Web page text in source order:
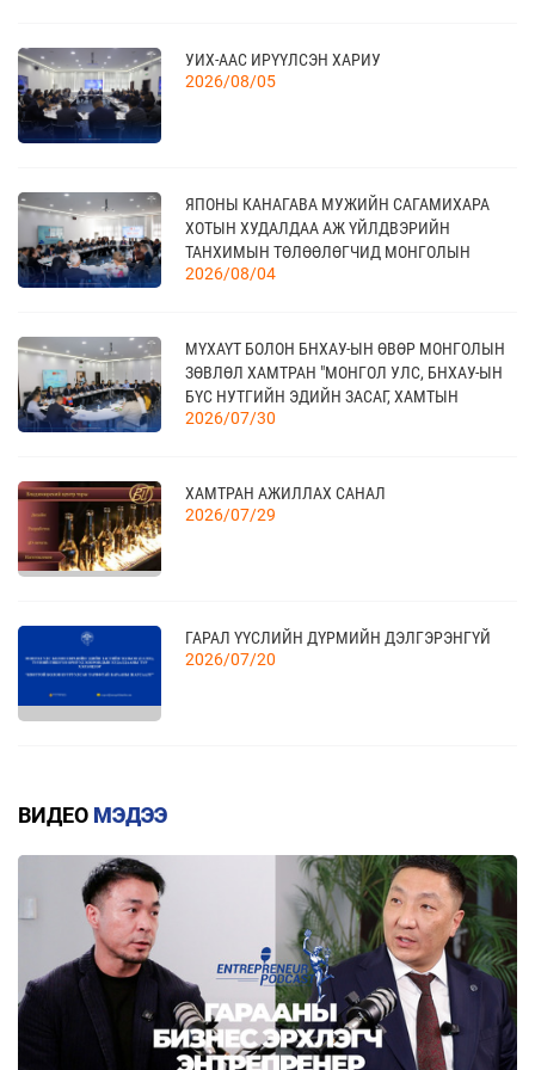
20
09 сар
КАНАД УЛС - ТОРОНТО ХОТЫН БИЗНЕС АЯЛАЛ
21
10 сар
TEX+ VISION KOREA
04
11 сар
ҮЗЭСГЭЛЭН
11 сар
АХУЙН САЛБАРЫН ҮЗЭСГЭЛЭН
УИХ-ААС ИРҮҮЛСЭН ХАРИУ
2026/08/05
ЯПОНЫ КАНАГАВА МУЖИЙН САГАМИХАРА
ХОТЫН ХУДАЛДАА АЖ ҮЙЛДВЭРИЙН
ТАНХИМЫН ТӨЛӨӨЛӨГЧИД МОНГОЛЫН
ҮНДЭСНИЙ ХУДАЛДАА АЖ ҮЙЛДВЭРИЙН
2026/08/04
МҮХАҮТ БОЛОН БНХАУ-ЫН ӨВӨР МОНГОЛЫН
ЗӨВЛӨЛ ХАМТРАН "МОНГОЛ УЛС, БНХАУ-ЫН
БҮС НУТГИЙН ЭДИЙН ЗАСАГ, ХАМТЫН
АЖИЛЛАГААНЫ УУЛЗАЛТ"-ЫГ ЗОХИОН
2026/07/30
ХАМТРАН АЖИЛЛАХ САНАЛ
2026/07/29
ГАРАЛ ҮҮСЛИЙН ДҮРМИЙН ДЭЛГЭРЭНГҮЙ
2026/07/20
ЕАЭЗХ, ТҮҮНИЙ ГИШҮҮН ОРНУУДААС МОНГОЛ
УЛС РУУ ХӨНГӨЛТТЭЙ ТАРИФААР
ИМПОРТЛОХ 367 БАРААНЫ ЖАГСААЛТ
2026/07/20
ВИДЕО МЭДЭЭ